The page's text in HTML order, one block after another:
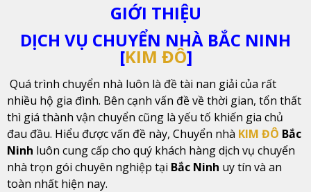
GIỚI THIỆU
DỊCH VỤ CHUYỂN NHÀ BẮC NINH
[KIM ĐÔ]
Quá trình chuyển nhà luôn là đề tài nan giải của rất
nhiều hộ gia đình. Bên cạnh vấn đề về thời gian, tổn thất
thì giá thành vận chuyển cũng là yếu tố khiến gia chủ
đau đầu. Hiểu được vấn đề này, Chuyển nhà KIM ĐÔ Bắc
Ninh luôn cung cấp cho quý khách hàng dịch vụ chuyển
nhà trọn gói chuyên nghiệp tại Bắc Ninh uy tín và an
toàn nhất hiện nay.